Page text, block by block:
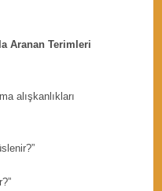
Aranan Terimleri
alışkanlıkları